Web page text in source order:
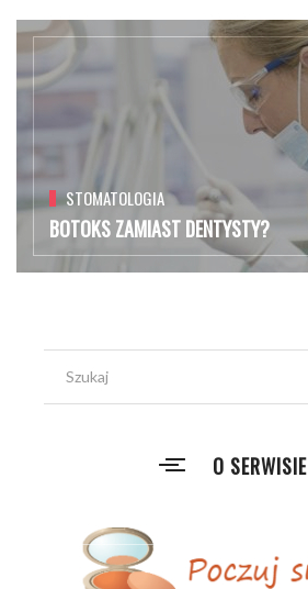
STOMATOLOGIA
BOTOKS ZAMIAST DENTYSTY?
O SERWISIE